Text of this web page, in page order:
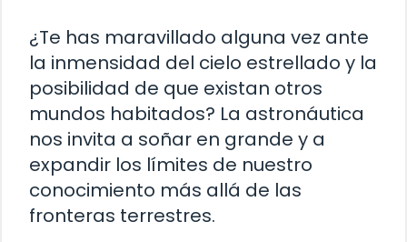
¿Te has maravillado alguna vez ante
la inmensidad del cielo estrellado y la
posibilidad de que existan otros
mundos habitados? La astronáutica
nos invita a soñar en grande y a
expandir los límites de nuestro
conocimiento más allá de las
fronteras terrestres.